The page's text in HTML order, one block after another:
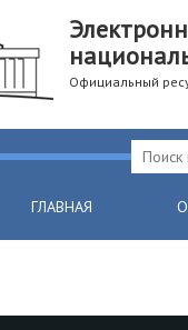
Официальный
ГЛАВНАЯ